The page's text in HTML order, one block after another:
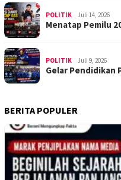
POLITIK Juli 14, 2026
Menatap Pemilu
POLITIK Juli 9, 2026
Gelar Pendidikan
BERITA POPULER